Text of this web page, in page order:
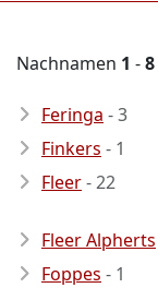
Nachnamen 1 -8
Feringa - 3
Finkers - 1
Fleer- 22
Fleer Alpherts
Foppes - 1